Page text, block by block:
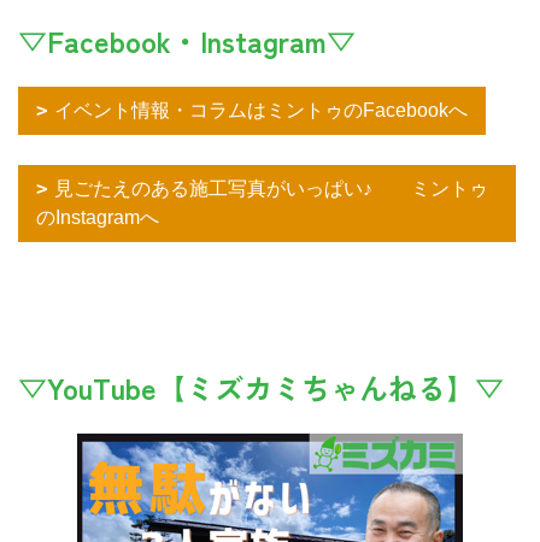
▽Facebook・Instagram▽
イベント情報・コラムはミントゥのFacebookへ
見ごたえのある施工写真がいっぱい♪ ミントゥ
のInstagramへ
▽YouTube【ミズカミちゃんねる】▽